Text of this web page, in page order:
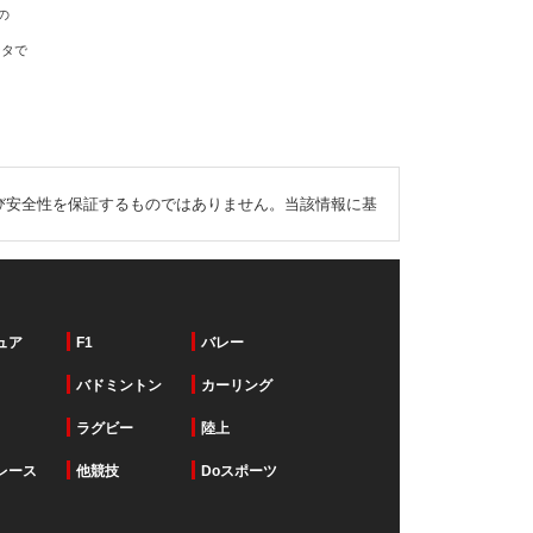
で
全性を保証するものではありません。当該情報に基
ア F1 バレー
バドミントン カーリング
ラグビー 陸上
ース 他競技 Doスポーツ